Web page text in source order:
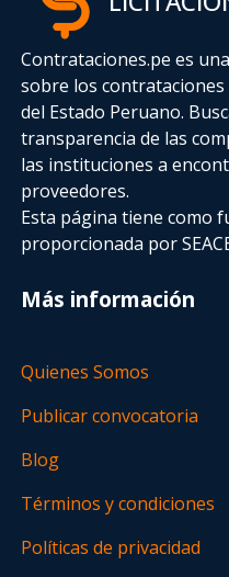
Contrataciones.pe es
sobre los contrataciones
del Estado Peruano.
transparencia de las
las instituciones a
proveedores.
Esta página tiene como
proporcionada por
Más información
Quienes Somos
Publicar convocatoria
Blog
Términos y condiciones
Políticas de privacidad